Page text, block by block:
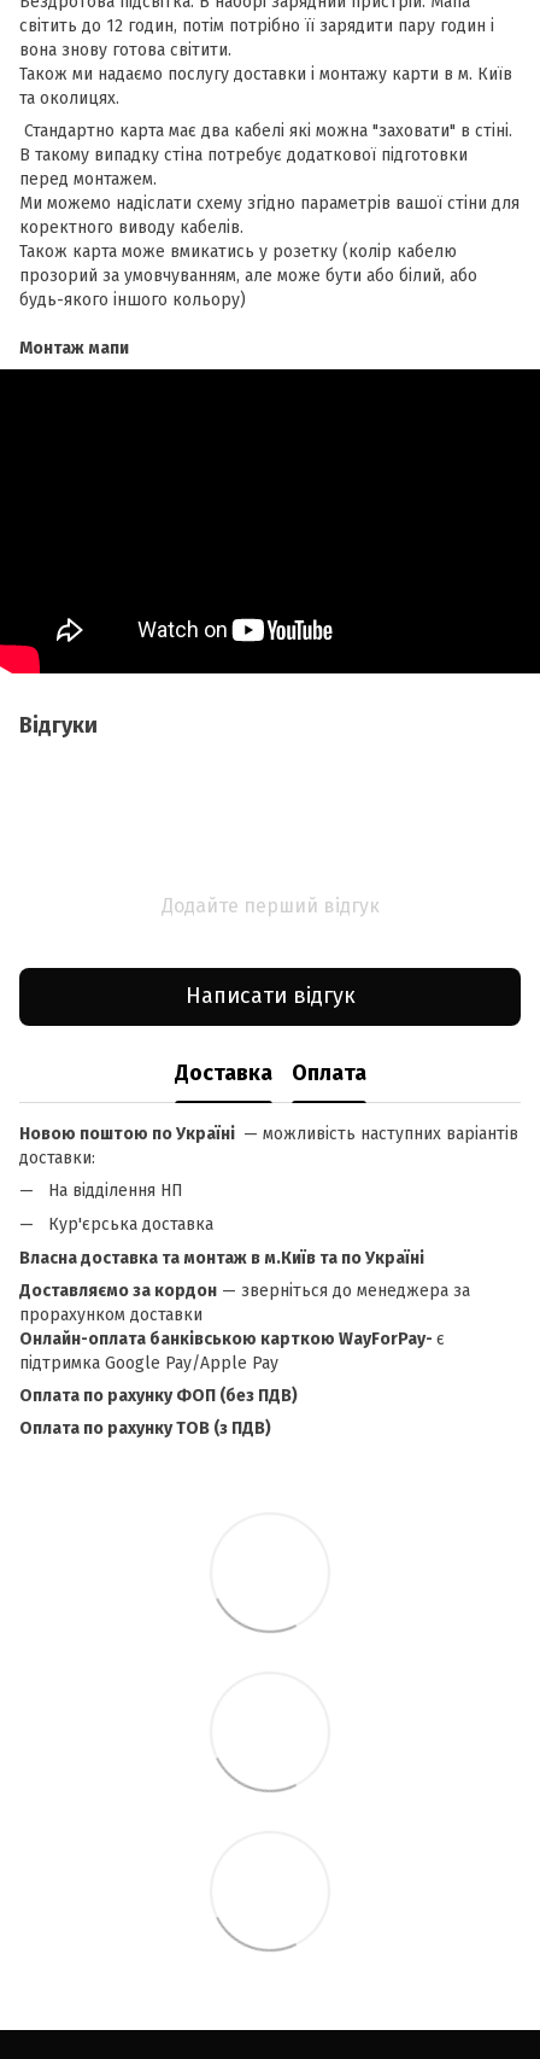
світить до 12 годин, потім потрібно її зарядити пару годин і
вона знову готова світити.
Також ми надаємо послугу доставки і монтажу карти в м. Київ
та околицях.
Стандартно карта має два кабелі які можна "заховати" в стіні.
В такому випадку стіна потребує додаткової підготовки
перед монтажем.
Ми можемо надіслати схему згідно параметрів вашої стіни для
коректного виводу кабелів.
Також карта може вмикатись у розетку (колір кабелю
прозорий за умовчуванням, але може бути або білий, або
будь-якого іншого кольору)
Монтаж мапи
Відгуки
Додайте перший відгук
Написати відгук
Доставка Оплата
Новою поштою по Україні — можливість наступних варіантів
доставки:
На відділення НП
Кур'єрська доставка
Власна доставка та монтаж в м.Київ та по Україні
Доставляємо за кордон — зверніться до менеджера за
прорахунком доставки
Онлайн-оплата банківською карткою WayForPay- є
підтримка Google Pay/Apple Pay
Оплата по рахунку ФОП (без ПДВ)
Оплата по рахунку ТОВ (з ПДВ)